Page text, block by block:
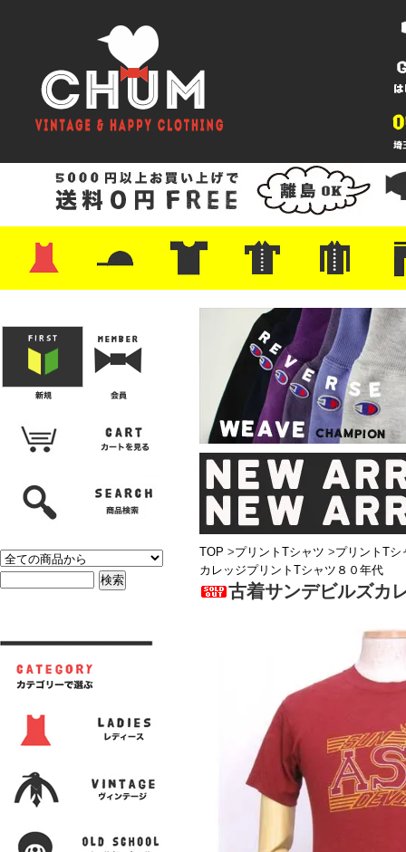
・レザーシューズ/スニーカー
・プリントTシャツ
・バンド/ツアー
・キャラクター
・Nike/adidas/スポーツ
・チャンピオン
・サーフ/スケート
・ボーダー/総柄/無地
・フットボール/リンガー
・タンクトップ/NBA・ポロシャツ
・半袖シャツ
・アロハ/サーフ/ボーリング
・ラルフ/ブランド
・無地/チェック/ストラ
・ワーク/ミリタリー/ウ
・ネル/ウール ・ショ
・アウ
・ジー
・
・ミリ
・コー
・コッ
・オー
・ジャ
ン
TOP >プリントTシャツ >プリントTシ
カレッジプリントTシャツ８０年代
古着サンデビルズカ